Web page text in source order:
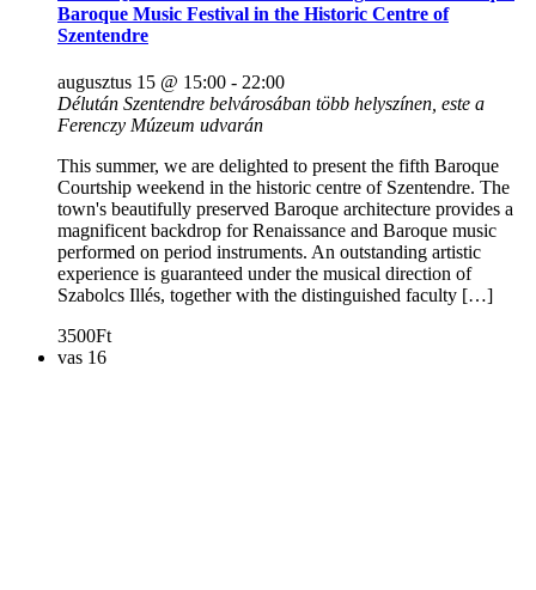
Baroque Music Festival in the Historic Centre of
Szentendre
augusztus 15 @ 15:00 - 22:00
Délután Szentendre belvárosában több helyszínen, este a
Ferenczy Múzeum udvarán
This summer, we are delighted to present the fifth Baroque
Courtship weekend in the historic centre of Szentendre. The
town's beautifully preserved Baroque architecture provides a
magnificent backdrop for Renaissance and Baroque music
performed on period instruments. An outstanding artistic
experience is guaranteed under the musical direction of
Szabolcs Illés, together with the distinguished faculty […]
3500Ft
vas 16